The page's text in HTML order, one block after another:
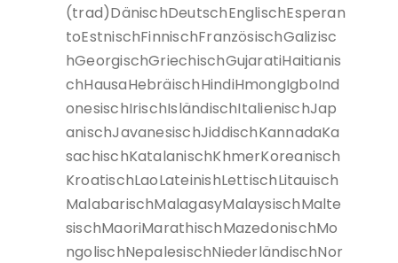
(trad)DänischDeutschEnglischEsperan
toEstnischFinnischFranzösischGalizisc
hGeorgischGriechischGujaratiHaitianis
chHausaHebräischHindiHmongIgboInd
onesischIrischIsländischItalienischJap
anischJavanesischJiddischKannadaKa
sachischKatalanischKhmerKoreanisch
KroatischLaoLateinishLettischLitauisch
MalabarischMalagasyMalaysischMalte
sischMaoriMarathischMazedonischMo
ngolischNepalesischNiederländischNor